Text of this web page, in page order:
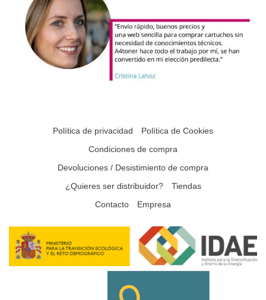
Política de privacidad
Política de Cookies
Condiciones de compra
Devoluciones / Desistimiento de compra
¿Quieres ser distribuidor?
Tiendas
Contacto
Empresa